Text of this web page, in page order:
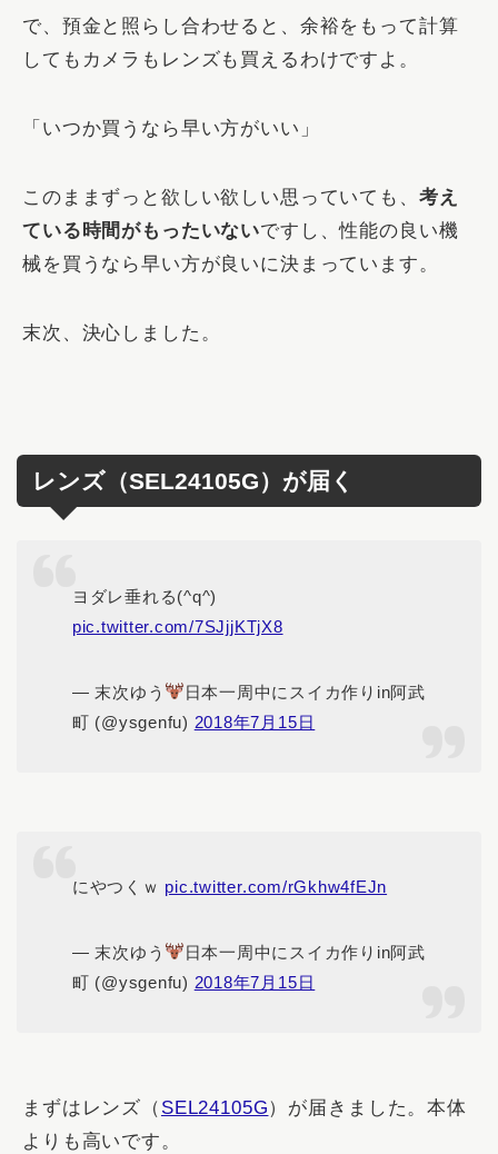
で、預金と照らし合わせると、余裕をもって計算
してもカメラもレンズも買えるわけですよ。
「いつか買うなら早い方がいい」
このままずっと欲しい欲しい思っていても、 考え
ている時間がもったいないですし、性能の良い機
械を買うなら早い方が良いに決まっています。
末次、決心しました。
レンズ（SEL24105G）が届く
ヨダレ垂れる(^q^)
pic.twitter.com/7SJjjKTjX8
— 末次ゆう
日本一周中にスイカ作りin阿武
町 (@ysgenfu) 2018年7月15日
にやつくｗ pic.twitter.com/rGkhw4fEJn
— 末次ゆう
日本一周中にスイカ作りin阿武
町 (@ysgenfu) 2018年7月15日
まずはレンズ（ SEL24105G）が届きました。本体
よりも高いです。